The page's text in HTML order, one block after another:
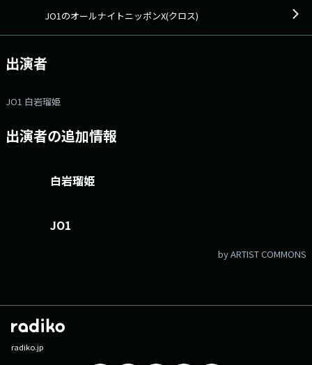
JO1のオールナイトニッポンX(クロス)
出演者
JO1 白岩瑠姫
出演者の追加情報
白岩瑠姫
JO1
by ARTIST COMMONS
radiko.jp